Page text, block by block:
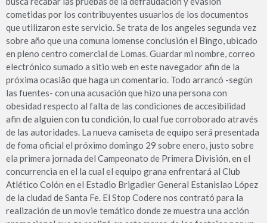
cometidas por los contribuyentes usuarios de los documentos
que utilizaron este servicio. Se trata de los angeles segunda vez
sobre año que una comuna lomense conclusión el Bingo, ubicado
en pleno centro comercial de Lomas. Guardar mi nombre, correo
electrónico sumado a sitio web en este navegador afin de la
próxima ocasião que haga un comentario. Todo arrancó -según
las fuentes- con una acusación que hizo una persona con
obesidad respecto al falta de las condiciones de accesibilidad
afin de alguien con tu condición, lo cual fue corroborado através
de las autoridades. La nueva camiseta de equipo será presentada
de foma oficial el próximo domingo 29 sobre enero, justo sobre
ela primera jornada del Campeonato de Primera División, en el
concurrencia en el la cual el equipo grana enfrentará al Club
Atlético Colón en el Estadio Brigadier General Estanislao López
de la ciudad de Santa Fe. El Stop Codere nos contrató para la
realización de un movie temático donde ze muestra una acción